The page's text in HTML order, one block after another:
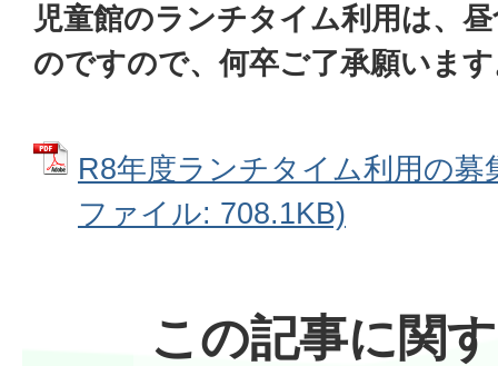
児童館のランチタイム利用は、
のですので、何卒ご了承願いま
R8年度ランチタイム利用の
ファイル: 708.1KB)
この記事に関